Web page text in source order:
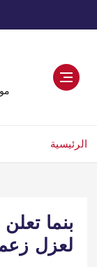
الرئيسية
بنما
لعزل